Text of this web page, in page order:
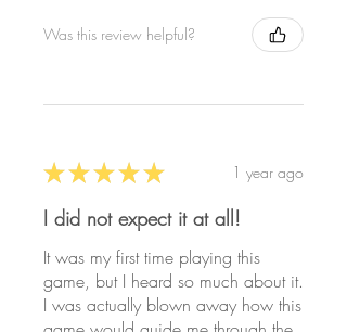
Играть в эту игру - значит
божественной мудростью,
учениях йоги, веданты и
санкхьи, составляющих
плоть и кровь индуистской
традиции. В ходе игры вы
автоматически
передвигаетесь по клеткам
игральной доски, каждая из
Was this review helpful?
★★★★★ 1 year ago
I did not expect it at all!
It was my first time playing this
game, but I heard so much about it.
I was actually blown away how this